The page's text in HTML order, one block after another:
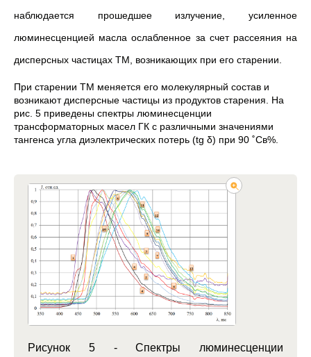
наблюдается прошедшее излучение, усиленное
люминесценцией масла ослабленное за счет рассеяния на
дисперсных частицах ТМ, возникающих при его старении.
При старении ТМ меняется его молекулярный состав и
возникают дисперсные частицы из продуктов старения. На
рис. 5 приведены спектры люминесценции
трансформаторных масел ГК с различными значениями
тангенса угла диэлектрических потерь (tg δ) при 90 ˚Cв%.
Рисунок 5 - Спектры люминесценции